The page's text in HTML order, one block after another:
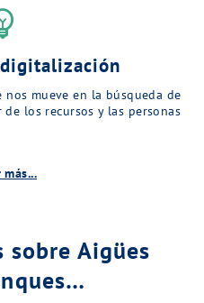
mueve en la búsqueda de
los recursos y las personas
más...
sobre Aigües